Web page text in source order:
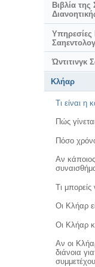
Βιβλία της
Υπηρεσίες
Ώντιτινγκ
Κλήαρ
Τι είναι η
Πώς
Πόσο
Αν
Τι
Οι Κλήαρ
Οι Κλήαρ
Αν οι
διάνοια